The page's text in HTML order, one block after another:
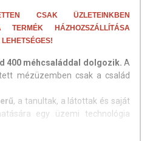
CSAK ÜZLETEINKBEN
HÁZHOZSZÁLLÍTÁSA
400 méhcsaláddal dolgozik. A
mézüzemben csak a család
, a tanultak, a látottak és saját
egy üzemi technológia